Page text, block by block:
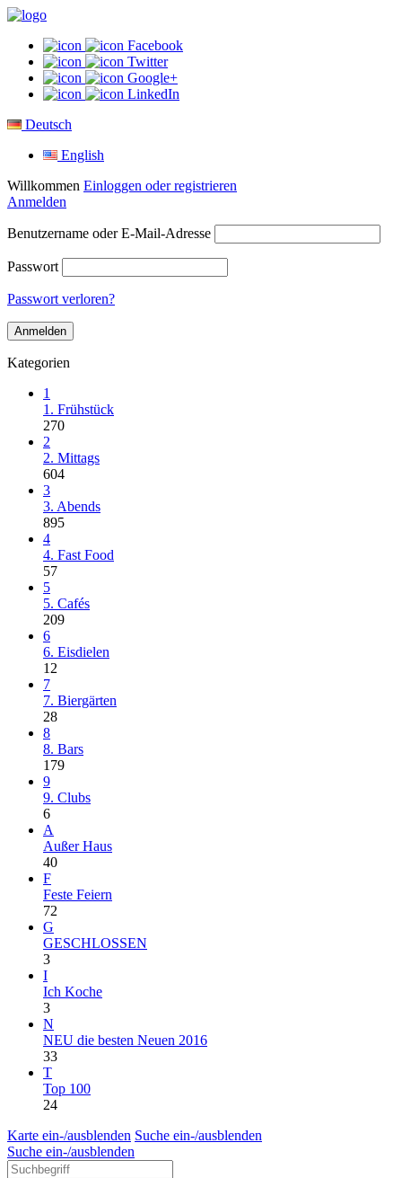
Facebook
Twitter
Google+
LinkedIn
Deutsch
English
Willkommen Einloggen oder registrieren
Anmelden
Benutzername oder E-Mail-Adresse
Passwort
Passwort verloren?
Kategorien
1
1. Frühstück
270
2
2. Mittags
604
3
3. Abends
895
4
4. Fast Food
57
5
5. Cafés
209
6
6. Eisdielen
12
7
7. Biergärten
28
8
8. Bars
179
9
9. Clubs
6
A
Außer Haus
40
F
Feste Feiern
72
G
GESCHLOSSEN
3
I
Ich Koche
3
N
NEU die besten Neuen 2016
33
T
Top 100
24
Karte ein-/ausblenden Suche ein-/ausblenden
Suche ein-/ausblenden